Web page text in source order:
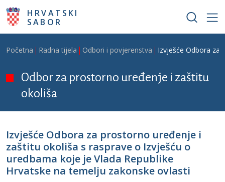
Skoči na glavni sadržaj
HRVATSKI
SABOR
Breadcrumb
Početna Radna tijela Odbori i povjerenstva Izvješće Odbora za
Odbor za prostorno uređenje i zaštitu
okoliša
Izvješće Odbora za prostorno uređenje i
zaštitu okoliša s rasprave o Izvješću o
uredbama koje je Vlada Republike
Hrvatske na temelju zakonske ovlasti